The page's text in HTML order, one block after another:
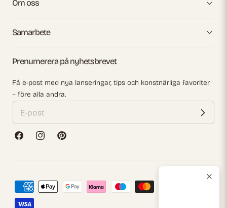
Om oss
Samarbete
Prenumerera på nyhetsbrevet
Få e-post med nya lanseringar, tips och konstnärliga favoriter
– före alla andra.
FacebookInstagramPinterest
Betalningsmetoder